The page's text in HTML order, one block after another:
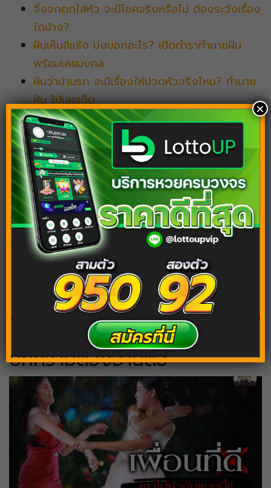
จิ้งจกตกใส่หัว จะมีโชคจริงหรือไม่ ต้องระวังเรื่อง
ใดบ้าง?
ฝันเห็นอีแร้ง บ่งบอกอะไร? เปิดตำราทำนายฝัน
พร้อมเลขมงคล
ฝันว่าบ้านรก จะมีเรื่องให้ปวดหัวจริงไหม? ทำนาย
ฝัน ใบ้เลขเด็ด
ฝันเห็นโรงเรียนเก่า บ่งบอกอะไร? ทำนายฝัน ตีเลข
เด็ด
ฝันเห็นบ้านร้าง บ้านผีสิง หมายถึงอะไร เปิดตำรา
แจกเลขเด่นฟรี
Tags: ฝันถึงชาวต่างชาติ
ฝันเห็นชาวต่างชาติ
ฝันเห็นฝรั่ง
บทความต้องอ่านต่อ
×